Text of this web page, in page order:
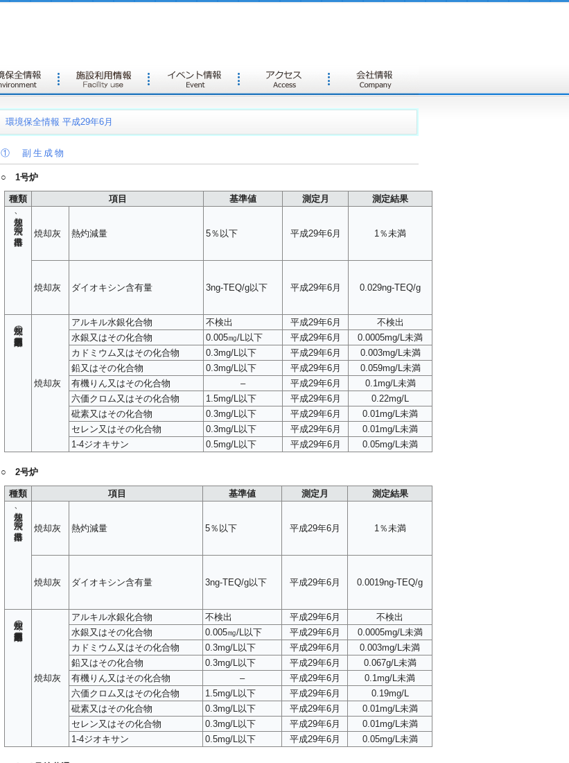
環境保全情報 平成29年6月
① 副生成物
○ 1号炉
種類 項目 基準値 測定月 測定結果
焼却灰、飛灰の排出基準
焼却灰 熱灼減量 5％以下 平成29年6月 1％未満
焼却灰 ダイオキシン含有量 3ng-TEQ/g以下 平成29年6月 0.029ng-TEQ/g
焼却灰の重金属類溶出基準
焼却灰
アルキル水銀化合物 不検出 平成29年6月
不検出
水銀又はその化合物
0.005㎎/L以下 平成29年6月
0.0005mg/L未満
カドミウム又はその化合物
0.3mg/L以下 平成29年6月
0.003mg/L未満
鉛又はその化合物
0.3mg/L以下 平成29年6月
0.059mg/L未満
有機りん又はその化合物
– 平成29年6月
0.1mg/L未満
六価クロム又はその化合物
1.5mg/L以下 平成29年6月
0.22mg/L
砒素又はその化合物
0.3mg/L以下 平成29年6月
0.01mg/L未満
セレン又はその化合物
0.3mg/L以下 平成29年6月
0.01mg/L未満
1-4ジオキサン
0.5mg/L以下 平成29年6月 0.05mg/L未満
○ 2号炉
種類 項目 基準値 測定月 測定結果
焼却灰、飛灰の排出基準
焼却灰 熱灼減量 5％以下 平成29年6月 1％未満
焼却灰 ダイオキシン含有量 3ng-TEQ/g以下 平成29年6月 0.0019ng-TEQ/g
焼却灰の重金属類溶出基準
焼却灰
アルキル水銀化合物 不検出 平成29年6月
不検出
水銀又はその化合物
0.005㎎/L以下 平成29年6月
0.0005mg/L未満
カドミウム又はその化合物
0.3mg/L以下 平成29年6月
0.003mg/L未満
鉛又はその化合物
0.3mg/L以下 平成29年6月
0.067g/L未満
有機りん又はその化合物
– 平成29年6月
0.1mg/L未満
六価クロム又はその化合物
1.5mg/L以下 平成29年6月
0.19mg/L
砒素又はその化合物
0.3mg/L以下 平成29年6月
0.01mg/L未満
セレン又はその化合物
0.3mg/L以下 平成29年6月
0.01mg/L未満
1-4ジオキサン
0.5mg/L以下 平成29年6月 0.05mg/L未満